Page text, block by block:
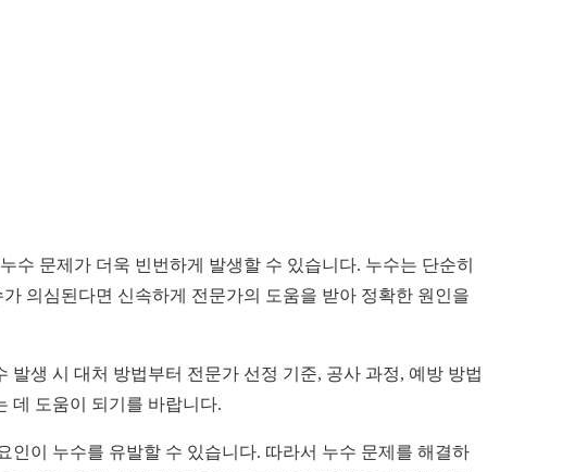
문제가 더욱 빈번하게 발생할 수 있습니다. 누수는 단순히
의심된다면 신속하게 전문가의 도움을 받아 정확한 원인을
생 시 대처 방법부터 전문가 선정 기준, 공사 과정, 예방 방법
데 도움이 되기를 바랍니다.
이 누수를 유발할 수 있습니다. 따라서 누수 문제를 해결하